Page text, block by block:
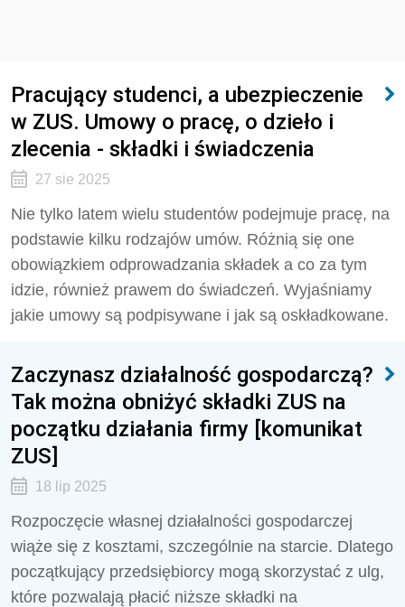
Pracujący studenci, a ubezpieczenie
w ZUS. Umowy o pracę, o dzieło i
zlecenia - składki i świadczenia
27 sie 2025
Nie tylko latem wielu studentów podejmuje pracę, na
podstawie kilku rodzajów umów. Różnią się one
obowiązkiem odprowadzania składek a co za tym
idzie, również prawem do świadczeń. Wyjaśniamy
jakie umowy są podpisywane i jak są oskładkowane.
Zaczynasz działalność gospodarczą?
Tak można obniżyć składki ZUS na
początku działania firmy [komunikat
ZUS]
18 lip 2025
Rozpoczęcie własnej działalności gospodarczej
wiąże się z kosztami, szczególnie na starcie. Dlatego
początkujący przedsiębiorcy mogą skorzystać z ulg,
które pozwalają płacić niższe składki na